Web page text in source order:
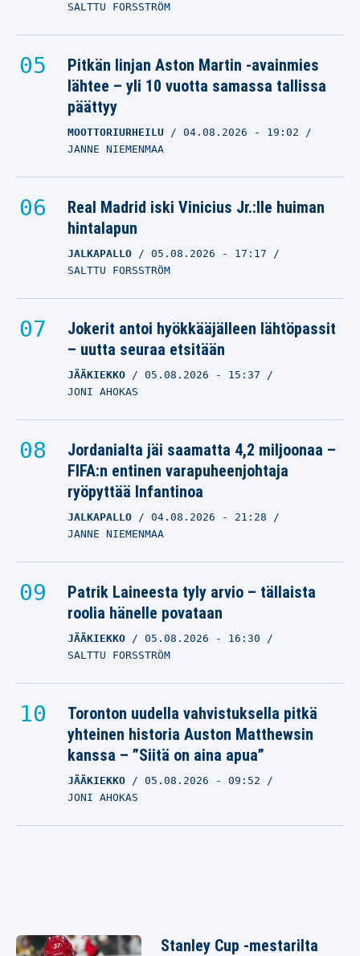
SALTTU FORSSTRÖM
Pitkän linjan Aston Martin -avainmies
lähtee – yli 10 vuotta samassa tallissa
päättyy
MOOTTORIURHEILU 04.08.2026 - 19:02
JANNE NIEMENMAA
Real Madrid iski Vinicius Jr.:lle huiman
hintalapun
JALKAPALLO 05.08.2026 - 17:17
SALTTU FORSSTRÖM
Jokerit antoi hyökkääjälleen lähtöpassit
– uutta seuraa etsitään
JÄÄKIEKKO 05.08.2026 - 15:37
JONI AHOKAS
Jordanialta jäi saamatta 4,2 miljoonaa –
FIFA:n entinen varapuheenjohtaja
ryöpyttää Infantinoa
JALKAPALLO 04.08.2026 - 21:28
JANNE NIEMENMAA
Patrik Laineesta tyly arvio – tällaista
roolia hänelle povataan
JÄÄKIEKKO 05.08.2026 - 16:30
SALTTU FORSSTRÖM
Toronton uudella vahvistuksella pitkä
yhteinen historia Auston Matthewsin
kanssa – ”Siitä on aina apua”
JÄÄKIEKKO 05.08.2026 - 09:52
JONI AHOKAS
Stanley Cup -mestarilta